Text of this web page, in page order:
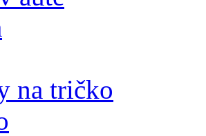
na tričko